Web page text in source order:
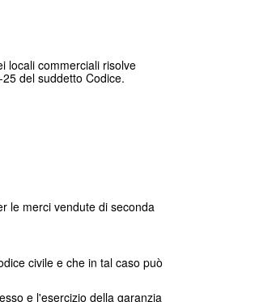
locali commerciali risolve
del suddetto Codice.
le merci vendute di seconda
civile e che in tal caso può
e l'esercizio della garanzia